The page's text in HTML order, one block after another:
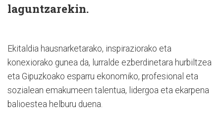
laguntzarekin.
Ekitaldia hausnarketarako, inspiraziorako eta
konexiorako gunea da, lurralde ezberdinetara hurbiltzea
eta Gipuzkoako esparru ekonomiko, profesional eta
sozialean emakumeen talentua, lidergoa eta ekarpena
balioestea helburu duena.